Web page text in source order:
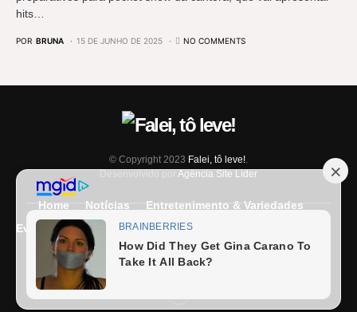
hits…
POR BRUNA 15 DE JUNHO DE 2025 NO COMMENTS
© Copyright 2023 Falei, tô leve!
Desenvolvido porAgência Site Líder
Home Notícias
Entretenimento & Variedades
Eventos
Entrevista Últimas Notícias
Expediente
Fale Conosco Termos e condições